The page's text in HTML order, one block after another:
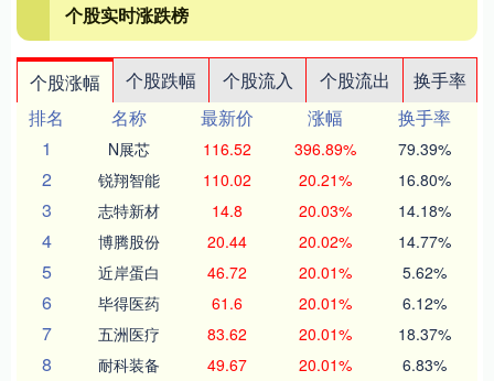
个股实时涨跌榜
个股涨幅 个股跌幅 个股流入 个股流出
换手率
排名
名称 最新价 涨幅
换手率
1
N展芯 116.52 396.89% 79.39%
2 锐翔智能 110.02 20.21% 16.80%
3 志特新材 14.8 20.03% 14.18%
4 博腾股份 20.44 20.02% 14.77%
5 近岸蛋白 46.72 20.01% 5.62%
6 毕得医药 61.6 20.01% 6.12%
7 五洲医疗 83.62 20.01% 18.37%
8 耐科装备 49.67 20.01% 6.83%